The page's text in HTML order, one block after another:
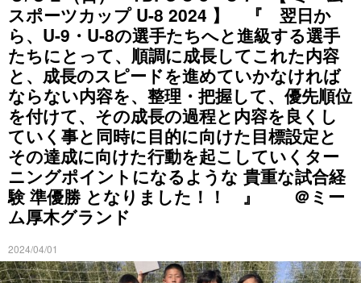
スポーツカップ U-8 2024 】 『 翌日か
ら、U-9・U-8の選手たちへと進級する選手
たちにとって、順調に成長してこれた内容
と、成長のスピードを進めていかなければ
ならない内容を、整理・把握して、優先順位
を付けて、その成長の過程と内容を良くし
ていく事と同時に目的に向けた目標設定と
その達成に向けた行動を起こしていくター
ニングポイントになるような 貴重な試合経
験 準優勝 となりました！！ 』 ＠ミー
ム厚木グランド
2024/04/01